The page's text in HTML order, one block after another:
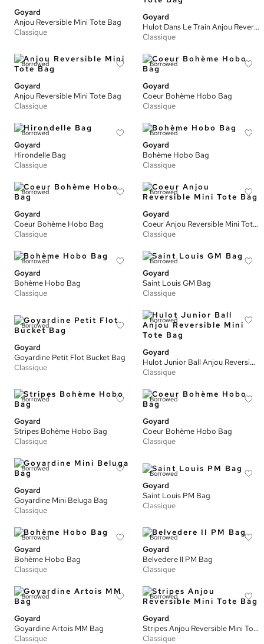
Goyard
Anjou Reversible Mini Tote Bag
Classique
Goyard
Hulot Dans Le Train Anjou Reversible Mini Tote Bag
Classique
Borrowed
Goyard
Anjou Reversible Mini Tote Bag
Classique
Borrowed
Goyard
Coeur Bohème Hobo Bag
Classique
Borrowed
Goyard
Hirondelle Bag
Classique
Borrowed
Goyard
Bohème Hobo Bag
Classique
Borrowed
Goyard
Coeur Bohème Hobo Bag
Classique
Borrowed
Goyard
Coeur Anjou Reversible Mini Tote Bag
Classique
Borrowed
Goyard
Bohème Hobo Bag
Classique
Borrowed
Goyard
Saint Louis GM Bag
Classique
Borrowed
Goyard
Goyardine Petit Flot Bucket Bag
Classique
Borrowed
Goyard
Hulot Junior Ball Anjou Reversible Mini Tote Bag
Classique
Borrowed
Goyard
Stripes Bohème Hobo Bag
Classique
Borrowed
Goyard
Coeur Bohème Hobo Bag
Classique
Borrowed
Goyard
Goyardine Mini Beluga Bag
Classique
Borrowed
Goyard
Saint Louis PM Bag
Classique
Borrowed
Goyard
Bohème Hobo Bag
Classique
Borrowed
Goyard
Belvedere II PM Bag
Classique
Borrowed
Goyard
Goyardine Artois MM Bag
Classique
Borrowed
Goyard
Stripes Anjou Reversible Mini Tote Bag
Classique